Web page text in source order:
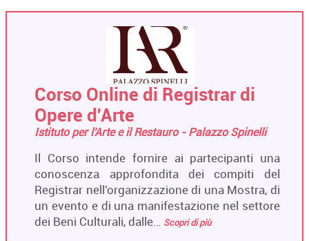
Corso Online di Registrar di
Opere d'Arte
Istituto per l'Arte e il Restauro - Palazzo Spinelli
Il Corso intende fornire ai partecipanti una
conoscenza approfondita dei compiti del
Registrar nell’organizzazione di una Mostra, di
un evento e di una manifestazione nel settore
dei Beni Culturali, dalle… Scopri di più